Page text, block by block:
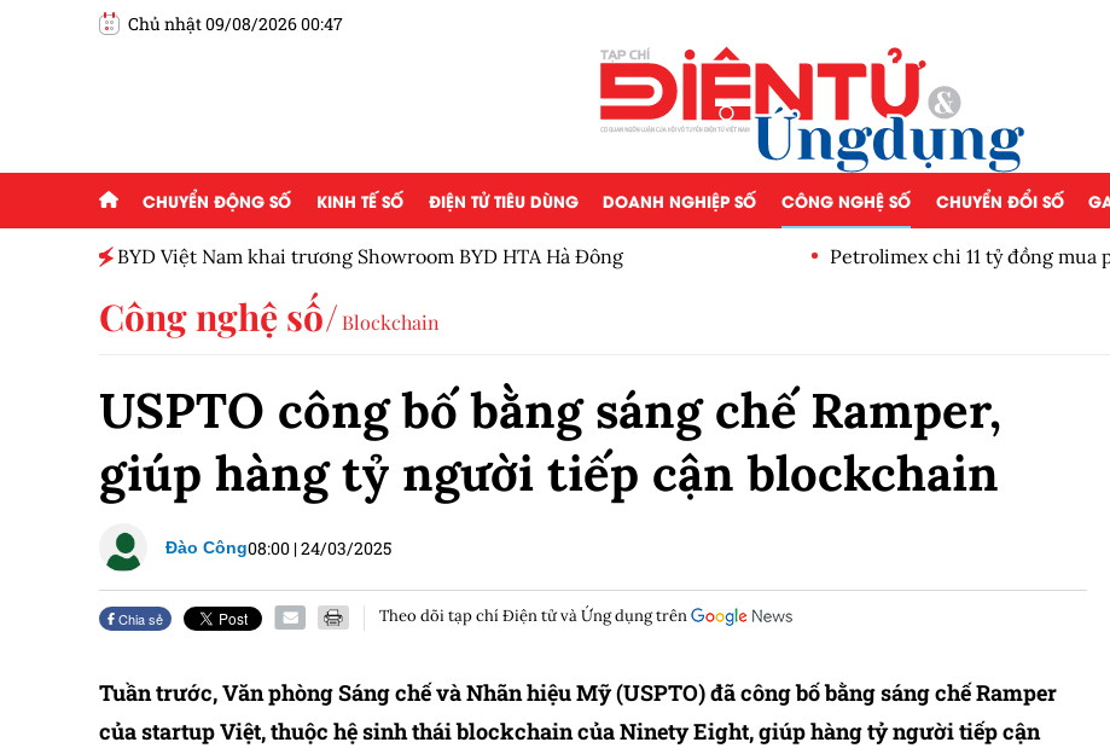
Chủ nhật 09/08/2026 00:47
CHUYỂN ĐỘNG SỐ KINH TẾ SỐ ĐIỆN TỬ TIÊU DÙNG DOANH NGHIỆP SỐ CÔNG NGHỆ SỐ CHUYỂN ĐỔI SỐ
BYD Việt Nam khai trương Showroom BYD HTA Hà Đông
Petrolimex chi 11 tỷ đồng mua
Công nghệ số Blockchain
USPTO công bố bằng sáng chế Ramper,
giúp hàng tỷ người tiếp cận blockchain
Đào Công08:00 |24/03/2025
Chia sẻ Theo dõi tạp chí Điện tử và Ứng dụng trên
Tuần trước, Văn phòng Sáng chế và Nhãn hiệu Mỹ (USPTO) đã công bố bằng sáng chế Ramper
của startup Việt, thuộc hệ sinh thái blockchain của Ninety Eight, giúp hàng tỷ người tiếp cận